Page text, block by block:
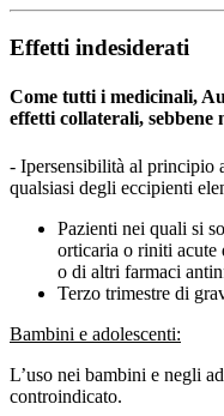
Effetti indesiderati
Come tutti i medicinali,
effetti collaterali, sebbene
- Ipersensibilità al principio
qualsiasi degli eccipienti
Pazienti nei quali si
orticaria o riniti acute
o di altri farmaci
Terzo trimestre di
Bambini e adolescenti:
L’uso nei bambini e negli
controindicato.